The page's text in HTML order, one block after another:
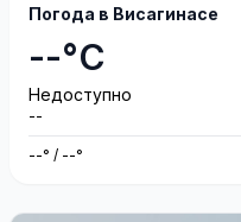
Погода в Висагинасе
--°C
Недоступно
--
--° / --°